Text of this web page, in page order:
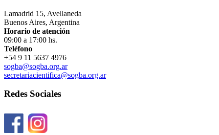
Lamadrid 15, Avellaneda
Buenos Aires, Argentina
Horario de atención
09:00 a 17:00 hs.
Teléfono
+54 9 11 5637 4976
sogba@sogba.org.ar
secretariacientifica@sogba.org.ar
Redes Sociales